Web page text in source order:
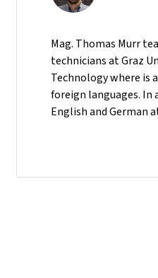
Mag. Thomas Murr
technicians at Graz
Technology where is
foreign languages. In
English and German